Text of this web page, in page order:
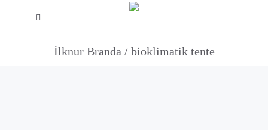
Toggle
İlknur Branda / bioklimatik tente